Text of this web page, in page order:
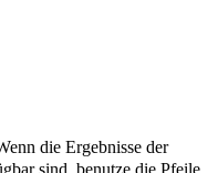
die Ergebnisse der
sind, benutze die Pfeile